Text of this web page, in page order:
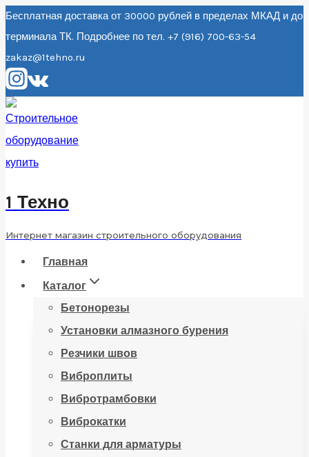
Перейти
к
содержанию
Бесплатная доставка от 30000 рублей в пределах МКАД и до
терминала ТК. Подробнее по тел. +7 (916) 700-63-54
zakaz@1tehno.ru
1 Техно
Интернет магазин строительного оборудования
Главная
Каталог
Бетонорезы
Установки алмазного бурения
Резчики швов
Виброплиты
Вибротрамбовки
Виброкатки
Станки для арматуры